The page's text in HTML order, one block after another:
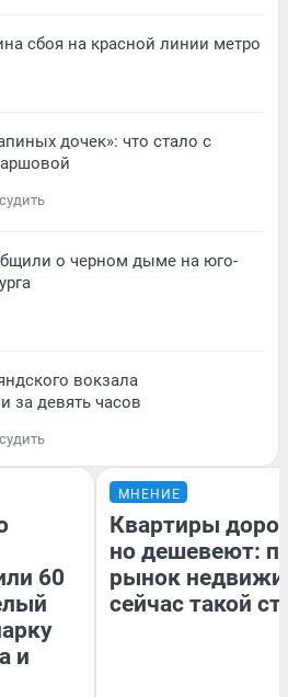
сбоя на красной линии метро
дочек»: что стало с
о черном дыме на юго-
вокзала
за девять часов
60
и
МНЕНИЕ
Квартиры
но дешевеют:
рынок
сейчас такой